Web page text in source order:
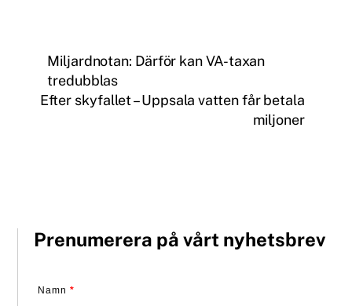
Miljardnotan: Därför kan VA-taxan
tredubblas
Efter skyfallet – Uppsala vatten får betala
miljoner
Prenumerera på vårt nyhetsbrev